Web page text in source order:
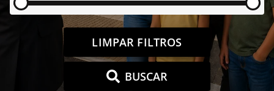
LIMPAR FILTROS
BUSCAR